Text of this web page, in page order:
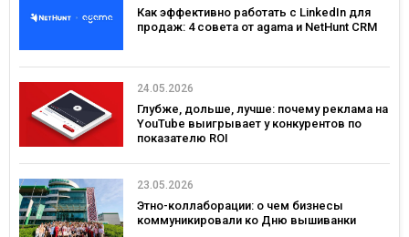
Как эффективно работать с LinkedIn для
продаж: 4 совета от agama и NetHunt CRM
24.05.2026
Глубже, дольше, лучше: почему реклама на
YouTube выигрывает у конкурентов по
показателю ROI
23.05.2026
Этно-коллаборации: о чем бизнесы
коммуникировали ко Дню вышиванки